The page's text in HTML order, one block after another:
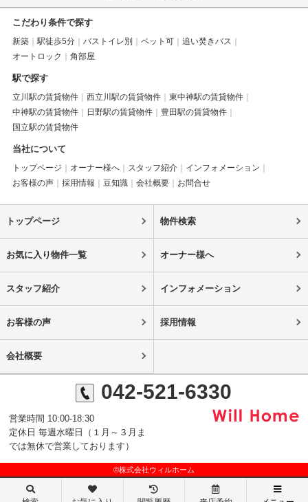
こだわり条件で探す
新築 駅徒歩5分 バストイレ別 ペット可
追い焚きバス
オートロック
角部屋
駅で探す
立川駅の賃貸物件 西立川駅の賃貸物件
東中神駅の賃貸物件
中神駅の賃貸物件
日野駅の賃貸物件
豊田駅の賃貸物件
国立駅の賃貸物件
当社について
トップページ オーナー様へ スタッフ紹介
インフォメーション
お客様の声
採用情報 豆知識 会社概要 お問合せ
トップページ 物件検索
お気に入り物件一覧 オーナー様へ
スタッフ紹介 インフォメーション
お客様の声 採用情報
会社概要
042-521-6330
営業時間 10:00-18:30
定休日 毎週水曜日（１月～３月ま
では無休で営業しております）
©株式会社ウィルホーム